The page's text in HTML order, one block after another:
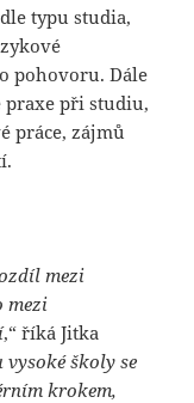
typu studia,
pohovoru. Dále
praxe při studiu,
práce, zájmů
mezi
mezi
,“ říká Jitka
vysoké školy se
krokem,